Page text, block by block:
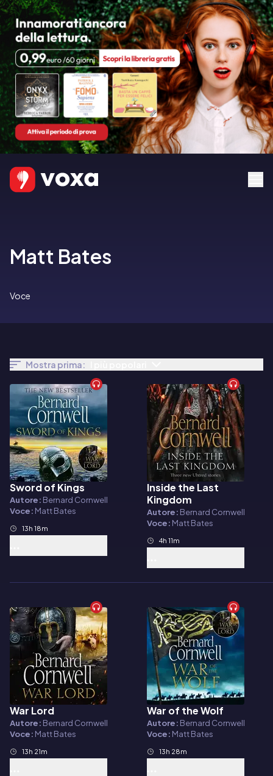
Matt Bates
Voce
Mostra prima:
Audiolibro
Sword of Kings
Autore: Bernard Cornwell
Voce: Matt Bates
13h 18m
Audiolibro
Inside the Last
Kingdom
Autore: Bernard Cornwell
Voce: Matt Bates
4h 11m
Audiolibro
War Lord
Autore: Bernard Cornwell
Voce: Matt Bates
13h 21m
Audiolibro
War of the Wolf
Autore: Bernard Cornwell
Voce: Matt Bates
13h 28m